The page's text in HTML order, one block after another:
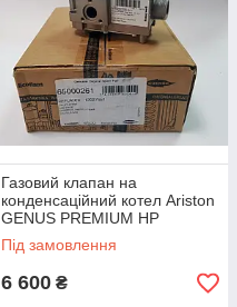
Газовий клапан на
конденсаційний котел Ariston
GENUS PREMIUM HP
65000261
Під замовлення
6 600 ₴